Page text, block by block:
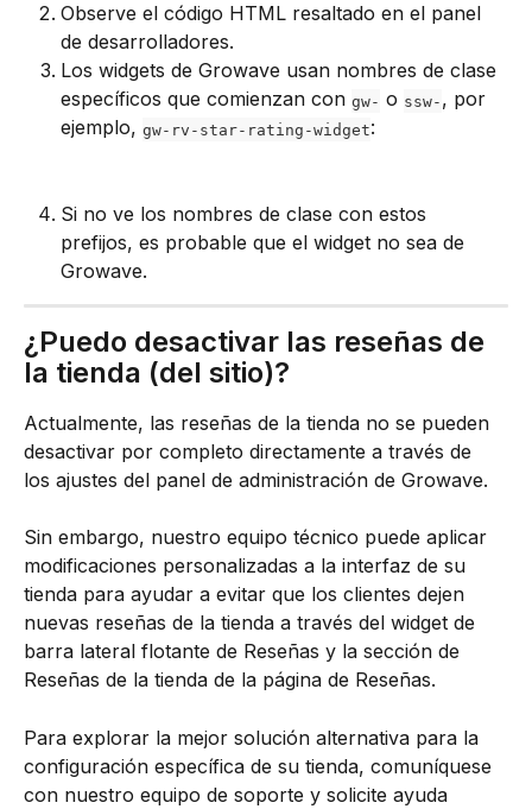
Observe el código HTML resaltado en el panel
de desarrolladores.
Los widgets de Growave usan nombres de clase
específicos que comienzan con gw- o ssw- , por
ejemplo, gw-rv-star-rating-widget:
Si no ve los nombres de clase con estos
prefijos, es probable que el widget no sea de
Growave.
¿Puedo desactivar las reseñas de
la tienda (del sitio)?
Actualmente, las reseñas de la tienda no se pueden
desactivar por completo directamente a través de
los ajustes del panel de administración de Growave.
Sin embargo, nuestro equipo técnico puede aplicar
modificaciones personalizadas a la interfaz de su
tienda para ayudar a evitar que los clientes dejen
nuevas reseñas de la tienda a través del widget de
barra lateral flotante de Reseñas y la sección de
Reseñas de la tienda de la página de Reseñas.
Para explorar la mejor solución alternativa para la
configuración específica de su tienda, comuníquese
con nuestro equipo de soporte y solicite ayuda